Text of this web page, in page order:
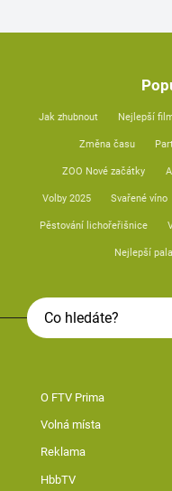
Jak zhubnout Nejlepší
Změna času
ZOO Nové začátky
Volby 2025 Svařené víno
Pěstování lichořeřišnice
Nejlepší
O FTV Prima
Volná místa
Reklama
HbbTV